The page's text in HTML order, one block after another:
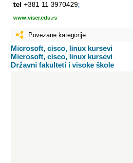
www.viser.edu.rs
+381 11 3970429;
Povezane kategorije:
Microsoft, cisco, linux kursevi
Microsoft, cisco, linux kursevi
Državni fakulteti i visoke škole